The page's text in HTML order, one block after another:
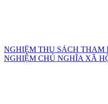
NGHIỆM THU SÁCH
NGHIỆM CHỦ NGHĨA XÃ